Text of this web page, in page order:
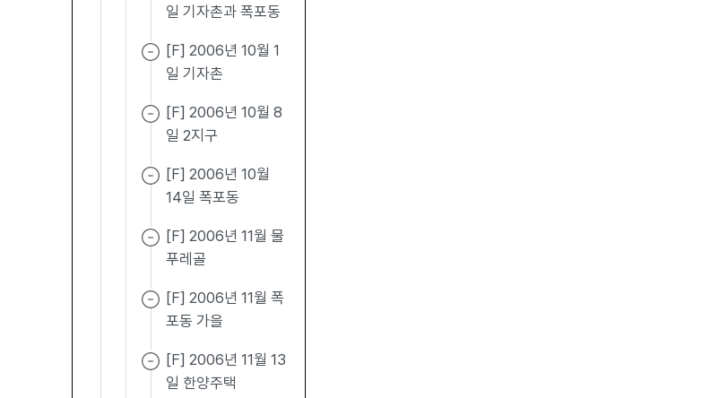
일 기자촌과 폭포동
[F] 2006년 10월 1
일 기자촌
[F] 2006년 10월 8
일 2지구
[F] 2006년 10월
14일 폭포동
[F] 2006년 11월 물
푸레골
[F] 2006년 11월 폭
포동 가을
[F] 2006년 11월 13
일 한양주택